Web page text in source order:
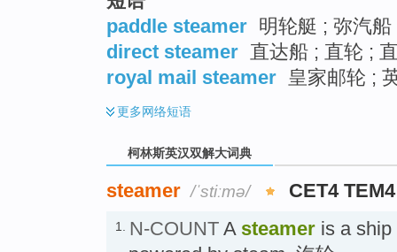
paddle steamer 明轮艇 ; 弥汽
direct steamer 直达船 ; 直轮 ;
royal mail steamer 皇家邮轮 ;
更多网络短语
柯林斯英汉双解大词典
steamer /ˈstiːmə/ CET4 TEM4
1. N-COUNT A steamer is a